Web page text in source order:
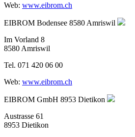
Web: www.eibrom.ch
EIBROM Bodensee 8580 Amriswil
Im Vorland 8
8580 Amriswil
Tel. 071 420 06 00
Web: www.eibrom.ch
EIBROM GmbH 8953 Dietikon
Austrasse 61
8953 Dietikon